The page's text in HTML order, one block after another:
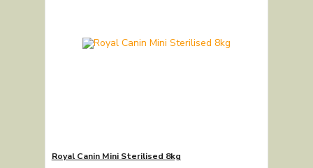
Royal Canin Mini Sterilised 8kg